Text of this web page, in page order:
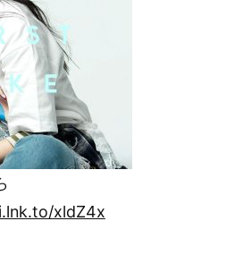
xldZ4x